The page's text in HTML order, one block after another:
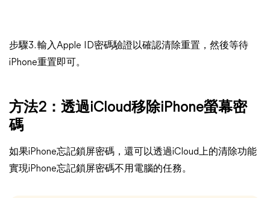
步驟3. 輸入Apple ID密碼驗證以確認清除重置，然後等待
iPhone重置即可。
方法2：透過iCloud移除iPhone螢幕密
碼
如果iPhone忘記鎖屏密碼，還可以透過iCloud上的清除功能
實現iPhone忘記鎖屏密碼不用電腦的任務。